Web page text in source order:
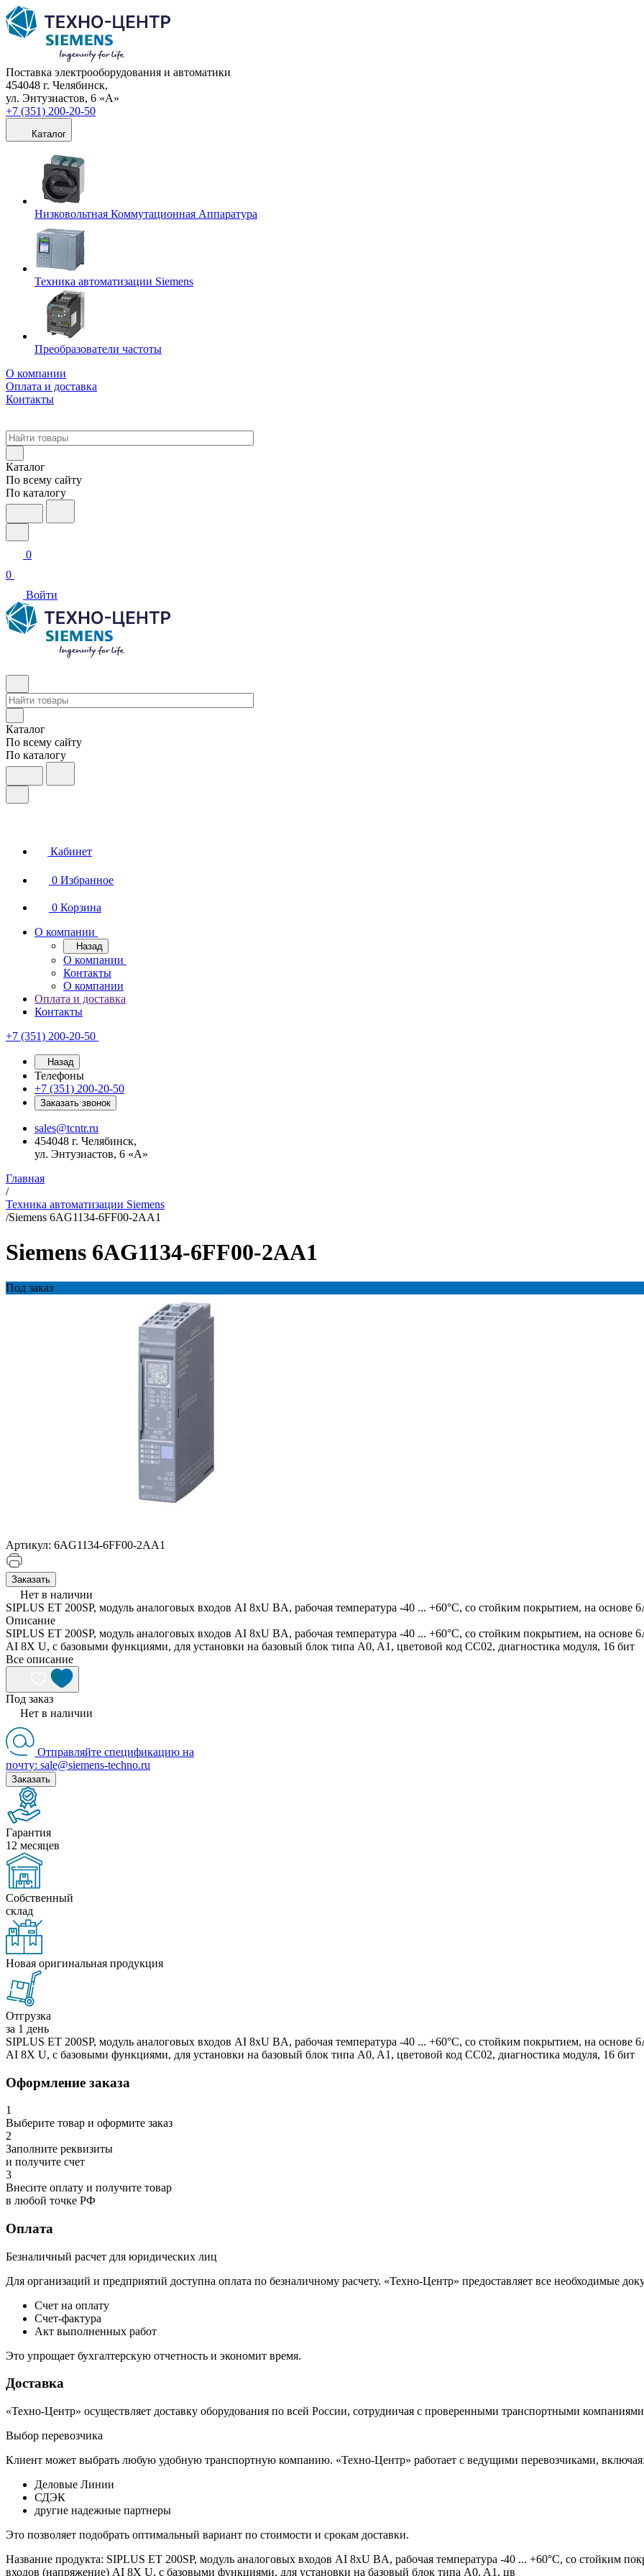
Поставка электрооборудования и автоматики
454048 г. Челябинск,
ул. Энтузиастов, 6 «А»
+7 (351) 200-20-50
Каталог
Низковольтная Коммутационная Аппаратура
Техника автоматизации Siemens
Преобразователи частоты
О компании
Оплата и доставка
Контакты
Каталог
По всему сайту
По каталогу
0
0
Войти
Каталог
По всему сайту
По каталогу
Кабинет
0 Избранное
0 Корзина
О компании
Назад
О компании
Контакты
О компании
Оплата и доставка
Контакты
+7 (351) 200-20-50
Назад
Телефоны
+7 (351) 200-20-50
Заказать звонок
sales@tcntr.ru
454048 г. Челябинск,
ул. Энтузиастов, 6 «А»
Главная
/
Техника автоматизации Siemens
/Siemens 6AG1134-6FF00-2AA1
Siemens 6AG1134-6FF00-2AA1
Под заказ
Артикул: 6AG1134-6FF00-2AA1
Заказать
Нет в наличии
SIPLUS ET 200SP, модуль аналоговых входов AI 8xU BA, рабочая температура -40 ... +60°C, со стойким покрытием, на основе
Описание
SIPLUS ET 200SP, модуль аналоговых входов AI 8xU BA, рабочая температура -40 ... +60°C, со стойким покрытием, на
AI 8X U, с базовыми функциями, для установки на базовый блок типа A0, A1, цветовой код CC02, диагностика модуля, 16 бит
Все описание
Под заказ
Нет в наличии
Отправляйте спецификацию на
почту: sale@siemens-techno.ru
Заказать
Гарантия
12 месяцев
Собственный
склад
Новая оригинальная продукция
Отгрузка
за 1 день
SIPLUS ET 200SP, модуль аналоговых входов AI 8xU BA, рабочая температура -40 ... +60°C, со стойким покрытием, на
AI 8X U, с базовыми функциями, для установки на базовый блок типа A0, A1, цветовой код CC02, диагностика модуля, 16 бит
Оформление заказа
1
Выберите товар и оформите заказ
2
Заполните реквизиты
и получите счет
3
Внесите оплату и получите товар
в любой точке РФ
Оплата
Безналичный расчет для юридических лиц
Для организаций и предприятий доступна оплата по безналичному расчету. «Техно-Центр» предоставляет все необходимые
Счет на оплату
Счет-фактура
Акт выполненных работ
Это упрощает бухгалтерскую отчетность и экономит время.
Доставка
«Техно-Центр» осуществляет доставку оборудования по всей России, сотрудничая с проверенными транспортными
Выбор перевозчика
Клиент может выбрать любую удобную транспортную компанию. «Техно-Центр» работает с ведущими перевозчиками, включая:
Деловые Линии
СДЭК
другие надежные партнеры
Это позволяет подобрать оптимальный вариант по стоимости и срокам доставки.
Название продукта: SIPLUS ET 200SP, модуль аналоговых входов AI 8xU BA, рабочая температура -40 ... +60°C, со стойким
входов (напряжение) AI 8X U, с базовыми функциями, для установки на базовый блок типа A0, A1, цв